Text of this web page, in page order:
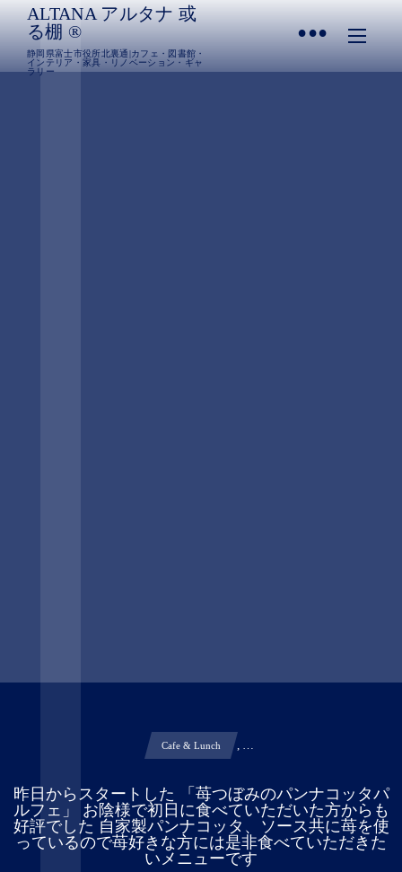
ALTANA アルタナ 或
る棚 ®︎
静岡県富士市役所北裏通|カフェ・図書館・
インテリア・家具・リノベーション・ギャ
ラリー
•
Cafe & Lunch , …
昨日からスタートした 「苺つぼみのパンナコッタパ
ルフェ」 お陰様で初日に食べていただいた方からも
好評でした 自家製パンナコッタ、ソース共に苺を使
っているので苺好きな方には是非食べていただきた
いメニューです